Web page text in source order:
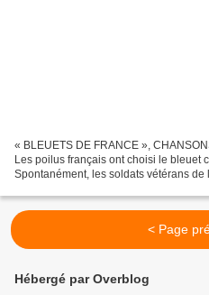
« BLEUETS DE FRANCE »,
Les poilus français ont choisi le bleuet
Spontanément, les soldats vétérans
< Page
Hébergé par Overblog